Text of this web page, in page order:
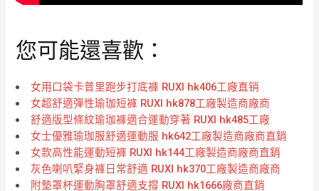
您可能還喜歡：
女用口袋卡普里跑步打底褲 RUXI hk406工廠直销
女超舒適彈性瑜珈短褲 RUXI hk878工廠製造商廠商
舒適版型條紋瑜珈褲適合運動穿著 RUXI hk485工廠
女士優雅瑜珈服舒適運動服 hk642工廠製造商廠商直銷
女款高性能運動短褲 RUXI hk144工廠製造商廠商直銷
灰色喇叭緊身褲日常舒適 RUXI hk370工廠製造商廠商
附墊罩杯運動胸罩舒適支撐 RUXI hk1666廠商直銷